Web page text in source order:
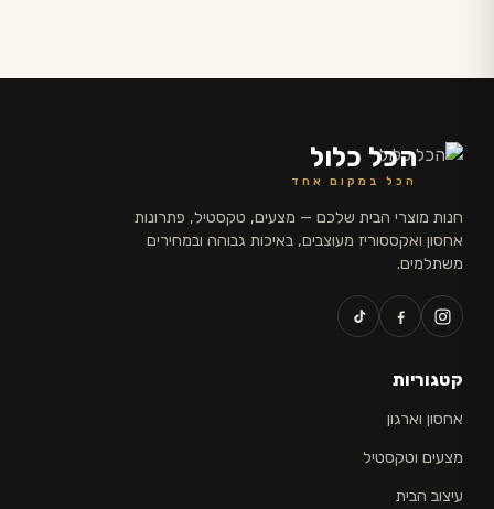
הכל כלול
הכל במקום אחד
חנות מוצרי הבית שלכם — מצעים, טקסטיל, פתרונות
אחסון ואקססוריז מעוצבים, באיכות גבוהה ובמחירים
משתלמים.
קטגוריות
אחסון וארגון
מצעים וטקסטיל
עיצוב הבית